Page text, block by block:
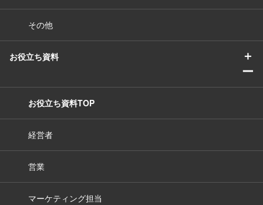
その他
お役立ち資料
＋
ー
お役立ち資料TOP
経営者
営業
マーケティング担当